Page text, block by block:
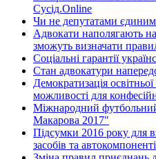
Сусід.Online
Чи не депутатами
Адвокати наполягають
зможуть визначати
Соціальні гарантії
Стан адвокатури
Демократизація
можливості для
Міжнародний
Макарова 2017"
Підсумки 2016 року для
засобів та